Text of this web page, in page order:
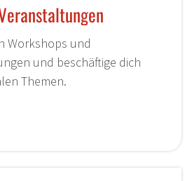
Workshops und
und beschäftige dich
Themen.